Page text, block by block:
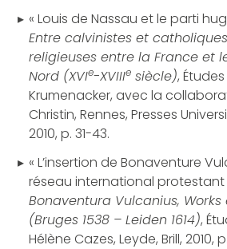
« Louis de Nassau et le parti
Entre calvinistes et
religieuses entre la France et
Nord (XVIe-XVIIIe siècle),
Krumenacker, avec la
Christin, Rennes, Presses
2010, p. 31-43.
« L’insertion de Bonaventure
réseau international protestant
Bonaventura Vulcanius, Works
(Bruges 1538 – Leiden 1614),
Hélène Cazes, Leyde, Brill, 2010,